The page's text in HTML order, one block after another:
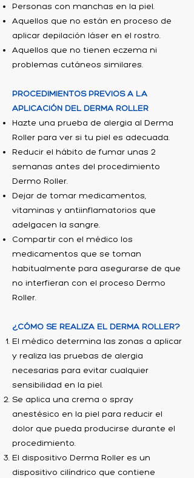
Personas con manchas en la piel.
Aquellos que no están en proceso de
aplicar depilación láser en el rostro.
Aquellos que no tienen eczema ni
problemas cutáneos similares.
PROCEDIMIENTOS PREVIOS A LA
APLICACIÓN DEL DERMA ROLLER
Hazte una prueba de alergia al Derma
Roller para ver si tu piel es adecuada.
Reducir el hábito de fumar unas 2
semanas antes del procedimiento
Dermo Roller.
Dejar de tomar medicamentos,
vitaminas y antiinflamatorios que
adelgacen la sangre.
Compartir con el médico los
medicamentos que se toman
habitualmente para asegurarse de que
no interfieran con el proceso Dermo
Roller.
¿CÓMO SE REALIZA EL DERMA ROLLER?
El médico determina las zonas a aplicar
y realiza las pruebas de alergia
necesarias para evitar cualquier
sensibilidad en la piel.
Se aplica una crema o spray
anestésico en la piel para reducir el
dolor que pueda producirse durante el
procedimiento.
El dispositivo Derma Roller es un
dispositivo cilíndrico que contiene